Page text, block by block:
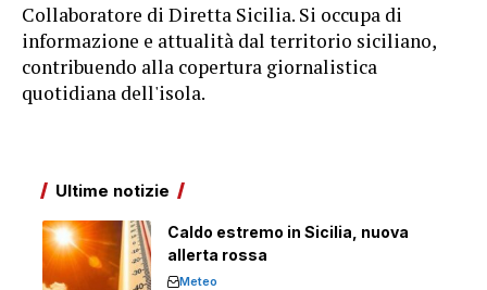
Collaboratore di Diretta Sicilia. Si occupa di
informazione e attualità dal territorio siciliano,
contribuendo alla copertura giornalistica
quotidiana dell'isola.
Ultime notizie
Caldo estremo in Sicilia, nuova
allerta rossa
Meteo